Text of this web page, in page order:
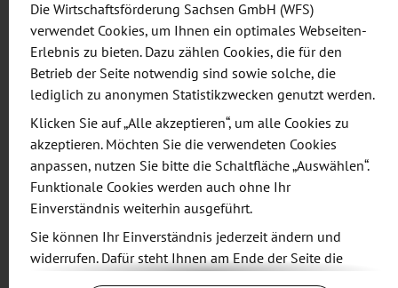
verbinden, können neue Erzminerale entstehen“,
erklärt Prof. Dr. Urs Peuker. Diese neuen Minerale
können dann als künstliche Erze wieder zurück in
den Wertstoffkreislauf geführt werden. Neben der
Entwicklung der Methode zur Erzeugung der
künstlichen Minerale charakterisieren
die Wissenschaftler auch deren Eigenschaften,
erforschen die Aufbereitung für die
Wiederverwendung und arbeiten an der
Digitalisierung der gesamten Prozesskette.
Die Wirtschaftsförderung Sachsen GmbH (WFS)
verwendet Cookies, um Ihnen ein optimales Webseiten-
Erlebnis zu bieten. Dazu zählen Cookies, die für den
Betrieb der Seite notwendig sind sowie solche, die
lediglich zu anonymen Statistikzwecken genutzt werden.
Klicken Sie auf „Alle akzeptieren“, um alle Cookies zu
akzeptieren. Möchten Sie die verwendeten Cookies
anpassen, nutzen Sie bitte die Schaltfläche „Auswählen“.
Funktionale Cookies werden auch ohne Ihr
Einverständnis weiterhin ausgeführt.
Sie können Ihr Einverständnis jederzeit ändern und
widerrufen. Dafür steht Ihnen am Ende der Seite die